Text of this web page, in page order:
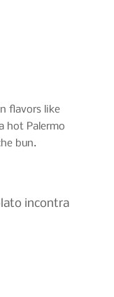
flavors like
hot Palermo
bun.
incontra